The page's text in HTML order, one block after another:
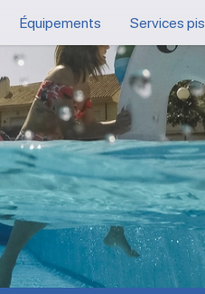
Équipements Services